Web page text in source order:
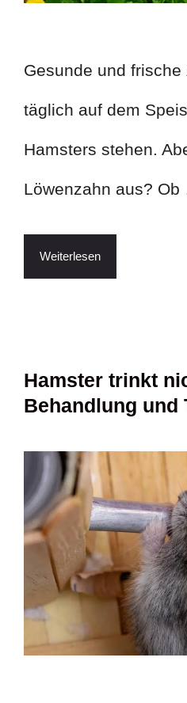
Gesunde und
täglich auf dem
Hamsters stehen.
Löwenzahn aus?
Weiterlesen
Hamster trinkt
Behandlung und